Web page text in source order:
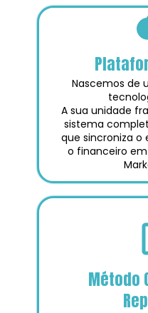
Método
Nascemos de
A sua unidade
sistema
que sincroniza o
o financeiro